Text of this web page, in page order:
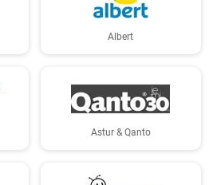
Albert
Astur & Qanto